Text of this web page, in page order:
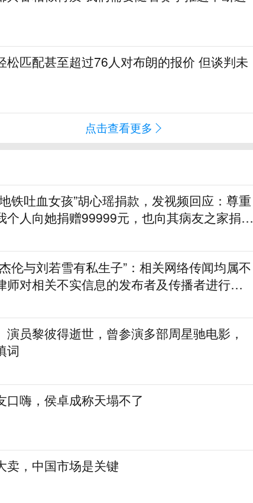
松匹配甚至超过76人对布朗的报价 但谈判未
点击查看更多
铁吐血女孩”胡心瑶捐款，发视频回应：尊重
个人向她捐赠99999元，也向其病友之家捐赠
伦与刘若雪有私生子”：相关网络传闻均属不
师对相关不实信息的发布者及传播者进行证
演员黎彼得逝世，曾参演多部周星驰电影，
词
口嗨，侯卓成称天塌不了
卖，中国市场是关键